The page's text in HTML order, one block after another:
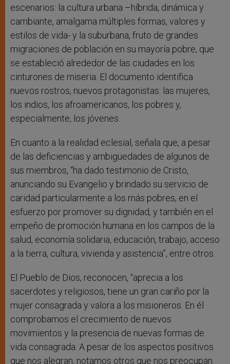
escenarios: la cultura urbana –híbrida, dinámica y
cambiante, amalgama múltiples formas, valores y
estilos de vida- y la suburbana, fruto de grandes
migraciones de población en su mayoría pobre, que
se estableció alrededor de las ciudades en los
cinturones de miseria. El documento identifica
nuevos rostros, nuevos protagonistas: las mujeres,
los indios, los afroamericanos, los pobres y,
especialmente, los jóvenes.
En cuanto a la realidad eclesial, señala que, a pesar
de las deficiencias y ambigüedades de algunos de
sus miembros, “ha dado testimonio de Cristo,
anunciando su Evangelio y brindado su servicio de
caridad particularmente a los más pobres, en el
esfuerzo por promover su dignidad, y también en el
empeño de promoción humana en los campos de la
salud, economía solidaria, educación, trabajo, acceso
a la tierra, cultura, vivienda y asistencia”, entre otros.
El Pueblo de Dios, reconocen, “aprecia a los
sacerdotes y religiosos, tiene un gran cariño por la
mujer consagrada y valora a los misioneros. En él
comprobamos el crecimiento de nuevos
movimientos y la presencia de nuevas formas de
vida consagrada. A pesar de los aspectos positivos
que nos alegran, notamos otros que nos preocupan.